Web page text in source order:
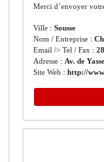
Merci d’envoyer
Ville :Sousse
Nom / Entreprise :
Email /> Tel / Fax :
Adresse : Av. de
Site Web : http://